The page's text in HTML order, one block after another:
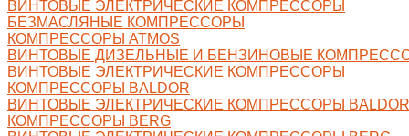
ВИНТОВЫЕ ЭЛЕКТРИЧЕСКИЕ КОМПРЕССОРЫ
БЕЗМАСЛЯНЫЕ КОМПРЕССОРЫ
КОМПРЕССОРЫ ATMOS
ВИНТОВЫЕ ДИЗЕЛЬНЫЕ И БЕНЗИНОВЫЕ
ВИНТОВЫЕ ЭЛЕКТРИЧЕСКИЕ КОМПРЕССОРЫ
КОМПРЕССОРЫ BALDOR
ВИНТОВЫЕ ЭЛЕКТРИЧЕСКИЕ КОМПРЕССОРЫ BALDOR
КОМПРЕССОРЫ BERG